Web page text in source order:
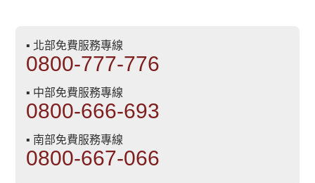
▪ 北部免費服務專線
0800-777-776
▪ 中部免費服務專線
0800-666-693
▪ 南部免費服務專線
0800-667-066